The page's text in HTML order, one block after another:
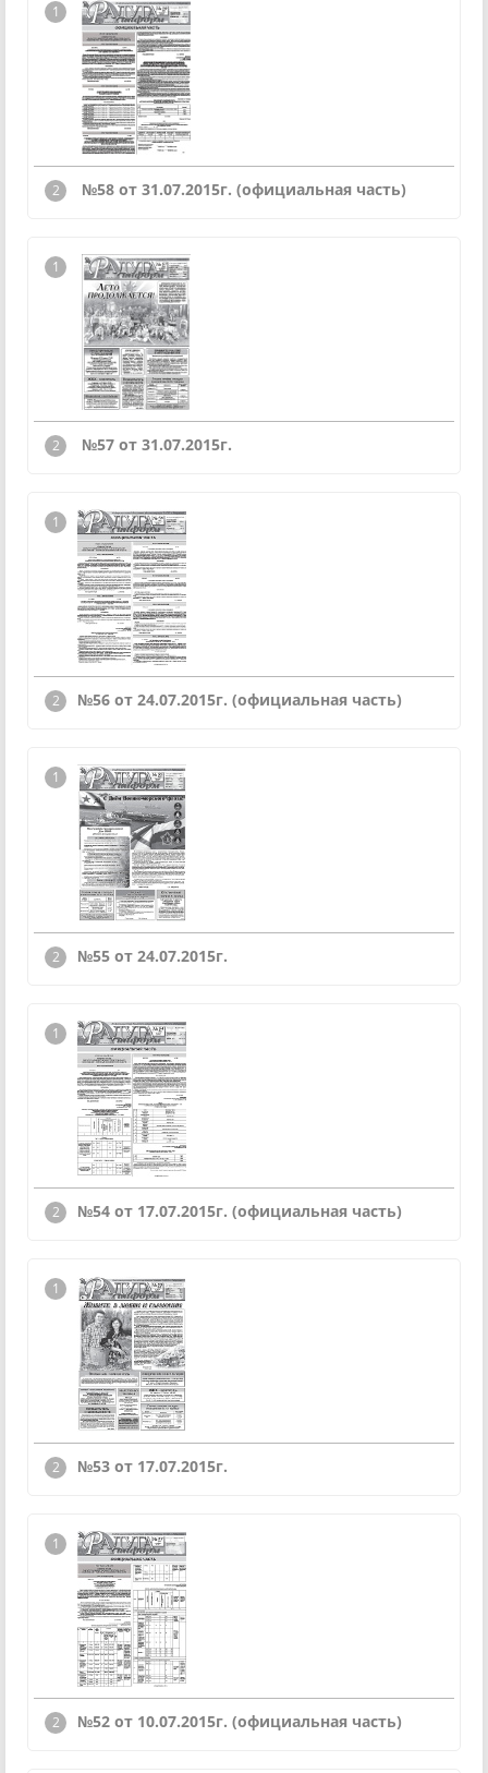
№58 от 31.07.2015г. (официальная часть)
№57 от 31.07.2015г.
№56 от 24.07.2015г. (официальная часть)
№55 от 24.07.2015г.
№54 от 17.07.2015г. (официальная часть)
№53 от 17.07.2015г.
№52 от 10.07.2015г. (официальная часть)